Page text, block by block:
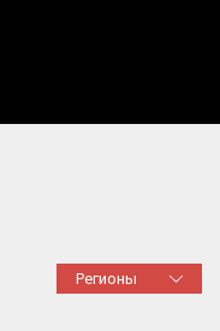
Регионы